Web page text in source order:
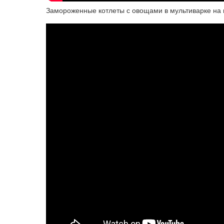
Замороженные котлеты с овощами в мультиварке на